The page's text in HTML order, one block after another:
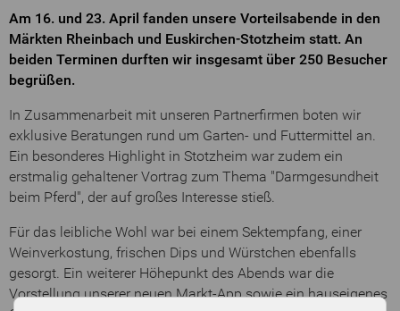
Am 16. und 23. April fanden unsere Vorteilsabende in den
Märkten Rheinbach und Euskirchen-Stotzheim statt. An
beiden Terminen durften wir insgesamt über 250 Besucher
begrüßen.
In Zusammenarbeit mit unseren Partnerfirmen boten wir
exklusive Beratungen rund um Garten- und Futtermittel an.
Ein besonderes Highlight in Stotzheim war zudem ein
erstmalig gehaltener Vortrag zum Thema "Darmgesundheit
beim Pferd", der auf großes Interesse stieß.
Für das leibliche Wohl war bei einem Sektempfang, einer
Weinverkostung, frischen Dips und Würstchen ebenfalls
gesorgt. Ein weiterer Höhepunkt des Abends war die
Vorstellung unserer neuen Markt-App sowie ein hauseigenes